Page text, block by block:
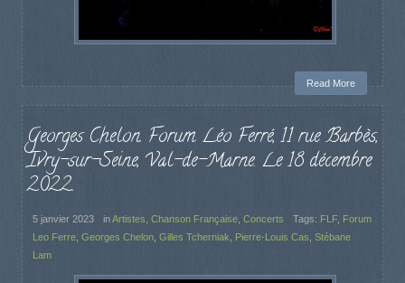
Read More
Georges Chelon. Forum Léo Ferré, 11 rue Barbès,
Ivry-sur-Seine, Val-de-Marne. Le 18 décembre
2022.
5 janvier 2023 inArtistes Chanson Française Concerts Tags: FLF Forum
Leo Ferre Georges Chelon Gilles Tcherniak Pierre-Louis Cas Stébane
Lam